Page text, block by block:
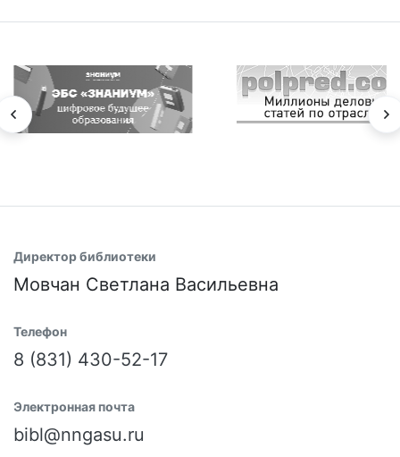
Директор библиотеки
Мовчан Светлана Васильевна
Телефон
8 (831) 430-52-17
Электронная почта
bibl@nngasu.ru